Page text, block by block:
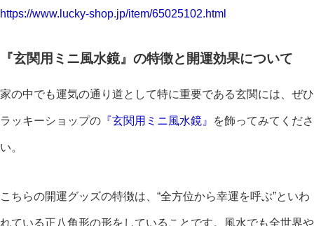
https://www.lucky-shop.jp/item/65025102.html
『玄関用ミニ風水鏡』の特徴と開運効果について
家の中でも運気の通り道として特に重要である玄関には、ぜひ
ラッキーショップの 『玄関用ミニ風水鏡』 を飾ってみてくださ
い。
こちらの開運グッズの特徴は、“全方位から幸運を呼ぶ”といわ
れている正八角形の形をしていることです。風水でも全世界や